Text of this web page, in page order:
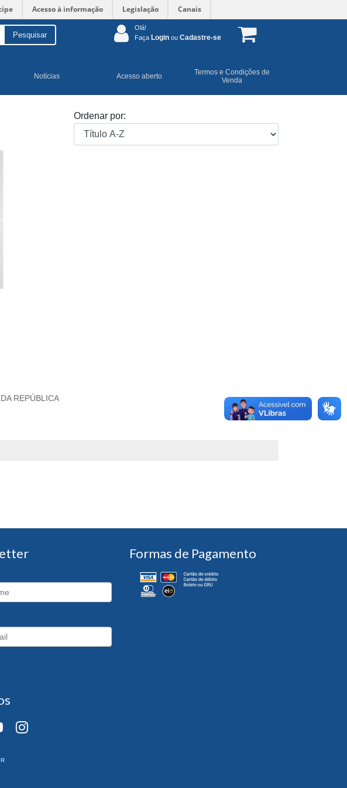
Acesso à informação Legislação Canais
Pesquisar
Olá!
Faça Login ou Cadastre-se
Notícias Acesso aberto
Termos e Condições de
Venda
Ordenar por:
REPÚBLICA
Formas de Pagamento